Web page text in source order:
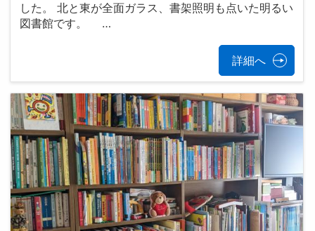
した。 北と東が全面ガラス、書架照明も点いた明るい
図書館です。 …
詳細へ